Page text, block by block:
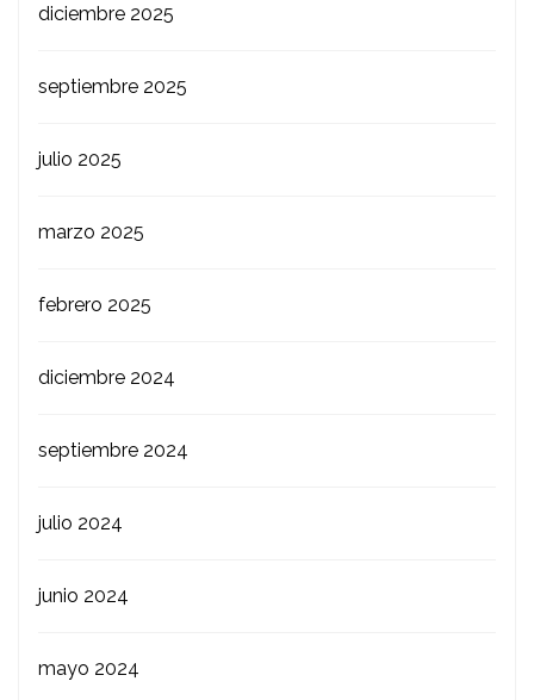
diciembre 2025
septiembre 2025
julio 2025
marzo 2025
febrero 2025
diciembre 2024
septiembre 2024
julio 2024
junio 2024
mayo 2024